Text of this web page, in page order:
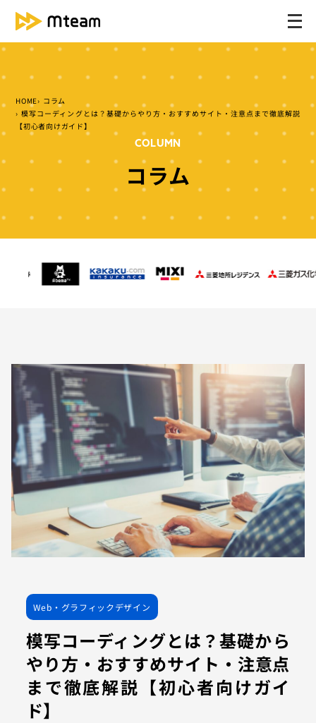
メ
ュ
開
く
HOME コラム
模写コーディングとは？基礎からやり方・おすすめサイト・注意点まで徹底解説
【初心者向けガイド】
COLUMN
コラム
Web・グラフィックデザイン
模写コーディングとは？基礎から
やり方・おすすめサイト・注意点
まで徹底解説【初心者向けガイ
ド】